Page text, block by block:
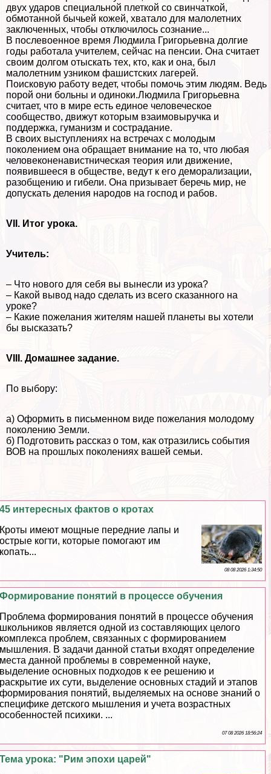
двух ударов специальной плеткой со свинчаткой,
обмотанной бычьей кожей, хватало для малолетних
заключенных, чтобы отключилось сознание...
В послевоенное время Людмила Григорьевна долгие
годы работала учителем, сейчас на пенсии. Она считает
своим долгом отыскать тех, кто, как и она, был
малолетним узником фашистских лагерей.
Поисковую работу ведет, чтобы помочь этим людям. Ведь
порой они больны и одиноки.Людмила Григорьевна
считает, что в мире есть единое человеческое
сообщество, движут которым взаимовыручка и
поддержка, гуманизм и сострадание.
В своих выступлениях на встречах с молодым
поколением она обращает внимание на то, что любая
человеконенавистническая теория или движение,
появившееся в обществе, ведут к его деморализации,
разобщению и гибели. Она призывает беречь мир, не
допускать деления народов на господ и рабов.
VII. Итог урока.
Учитель:
– Что нового для себя вы вынесли из урока?
– Какой вывод надо сделать из всего сказанного на
уроке?
– Какие пожелания жителям нашей планеты вы хотели
бы высказать?
VIII. Домашнее задание.
По выбору:
а) Оформить в письменном виде пожелания молодому
поколению Земли.
б) Подготовить рассказ о том, как отразились события
ВОВ на прошлых поколениях вашей семьи.
45 интересных фактов о кротах
Кроты имеют мощные передние лапы и
острые когти, которые помогают им
копать...
08 08 2026 1:34:50
Формирование понятий в процессе обучения
Проблема формирования понятий в процессе обучения
школьников является одной из составляющих целого
комплекса проблем, связанных с формированием
мышления. В задачи данной статьи входят определение
места данной проблемы в современной науке,
выделение основных подходов к ее решению и
раскрытие их сути, выделение основных стадий и этапов
формирования понятий, выделяемых на основе знаний о
специфике детского мышления и учета возрастных
особенностей психики. ...
07 08 2026 18:56:24
Тема урока: "Рим эпохи царей"